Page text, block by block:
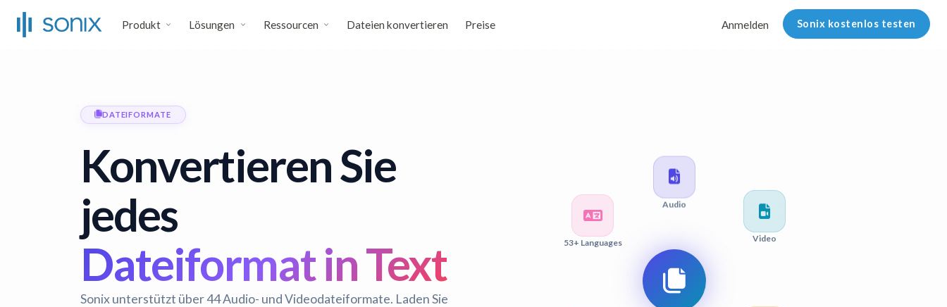
Produkt Lösungen Ressourcen Dateien konvertieren Preise Anmelden Sonix kostenlos testen
DATEIFORMATE
Konvertieren Sie
jedes
Dateiformat in Text
Sonix unterstützt über 44 Audio- und Videodateiformate. Laden Sie
Audio
Video
53+ Languages